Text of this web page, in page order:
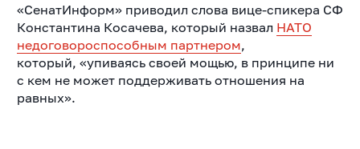
«СенатИнформ» приводил слова вице-спикера СФ
Константина Косачева, который назвал НАТО
недоговороспособным партнером,
который, «упиваясь своей мощью, в принципе ни
с кем не может поддерживать отношения на
равных».